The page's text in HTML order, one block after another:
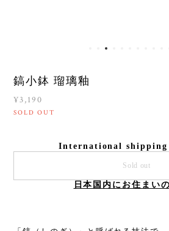
鎬小鉢 瑠璃釉
¥3,190
SOLD OUT
International shipping
Sold out
日本国内にお住まい